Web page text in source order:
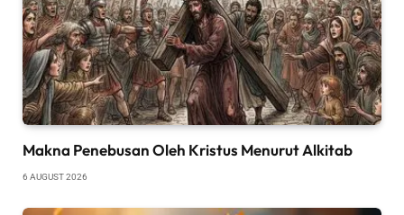
Makna Penebusan Oleh Kristus Menurut Alkitab
6 AUGUST 2026